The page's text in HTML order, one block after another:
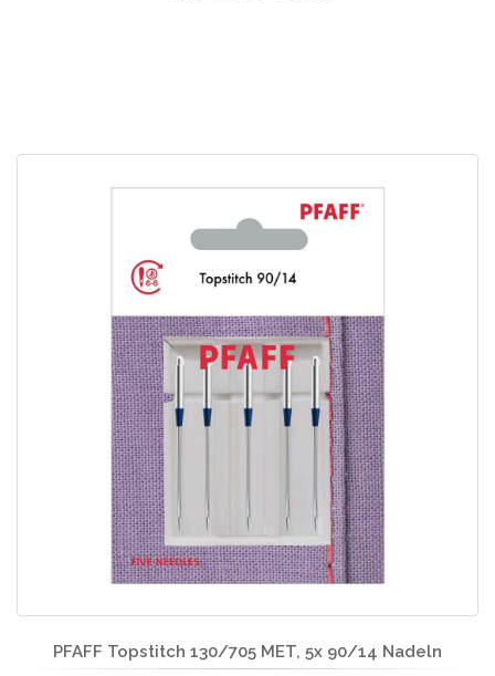
PFAFF Topstitch 130/705 MET, 5x 90/14 Nadeln